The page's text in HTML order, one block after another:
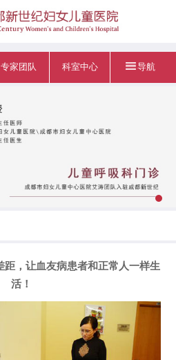
专家团队 科室中心 导航
距，让血友病患者和正常人一样生
活！